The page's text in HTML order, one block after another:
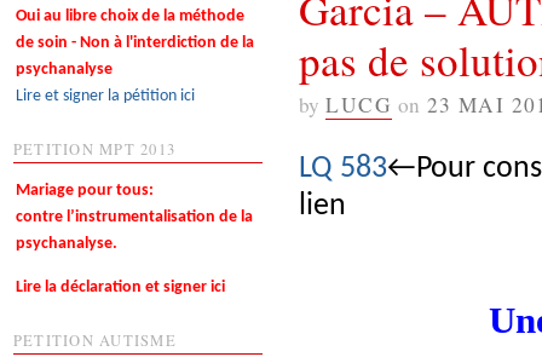
pas de
by LUCG on 23 MAI
LQ 583←Pour
lien
Oui au libre choix de la méthode
de soin - Non à l'interdiction de la
psychanalyse
Lire et signer la pétition ici
PETITION MPT 2013
Mariage pour tous:
contre l’instrumentalisation de la
psychanalyse.
Lire la déclaration et signer ici
PETITION AUTISME